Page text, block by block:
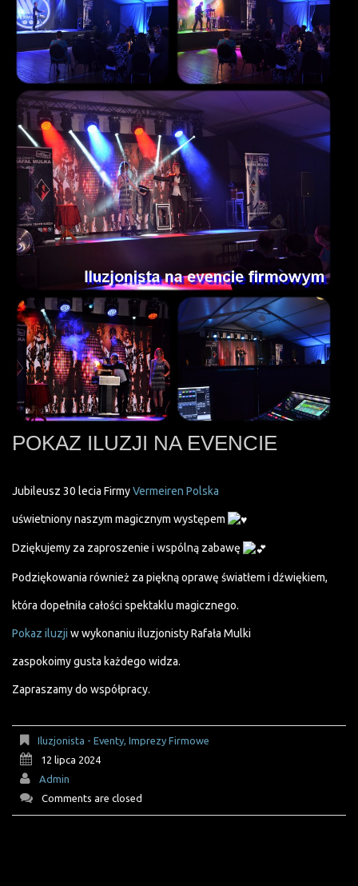
POKAZ ILUZJI NA EVENCIE
Jubileusz 30 lecia FirmyVermeiren Polska
uświetniony naszym magicznym występem
Dziękujemy za zaproszenie i wspólną zabawę
Podziękowania również za piękną oprawę światłem i dźwiękiem,
która dopełniła całości spektaklu magicznego.
Pokaz iluzji w wykonaniu iluzjonisty Rafała Mulki
zaspokoimy gusta każdego widza.
Zapraszamy do współpracy.
Iluzjonista - Eventy, Imprezy Firmowe
12 lipca 2024
Admin
Comments are closed